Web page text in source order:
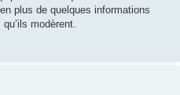
plus de quelques informations
modèrent.